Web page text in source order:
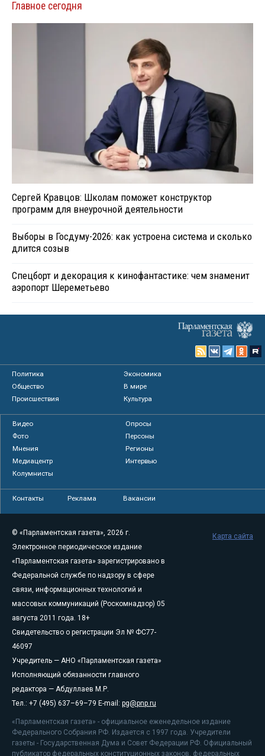
Главное сегодня
Сергей Кравцов: Школам поможет конструктор
программ для внеурочной деятельности
Выборы в Госдуму-2026: как устроена система и сколько
длится созыв
Спецборт и декорация к кинофантастике: чем знаменит
аэропорт Шереметьево
Политика
Экономика
Общество
В мире
Происшествия
Культура
Видео
Опросы
Фото
Персоны
Мнения
Регионы
Медиацентр
Интервью
Колумнисты
Контакты Реклама Вакансии
© «Парламентская газета», 2026 г.
Электронное периодическое издание
«Парламентская газета» зарегистрировано в
Федеральной службе по надзору в сфере
связи, информационных технологий и
массовых коммуникаций (Роскомнадзор) 05
августа 2011 года. 18+
Свидетельство о регистрации Эл № ФС77-
46097
Учредитель — АНО «Парламентская газета»
Исполняющий обязанности главного
редактора — Абдуллаев М.Р.
Тел.: +7 (495) 637–69–79 E-mail: pg@pnp.ru
«Парламентская газета» - официальное еженедельное издание
Федерального Собрания РФ. Издается с 1997 года. Учредители
газеты - Государственная Дума и Совет Федерации РФ. Официальный
публикатор федеральных конституционных законов, федеральных
Карта сайта